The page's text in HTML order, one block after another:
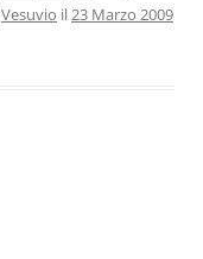
Vesuvio il 23 Marzo 2009